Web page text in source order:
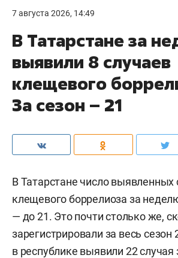
7 августа 2026, 14:49
В Татарстане за
выявили 8 случаев
клещевого
За сезон – 21
В Татарстане число выявленных
клещевого боррелиоза за
— до 21. Это почти столько же,
зарегистрировали за весь сезон
в республике выявили 22 случая